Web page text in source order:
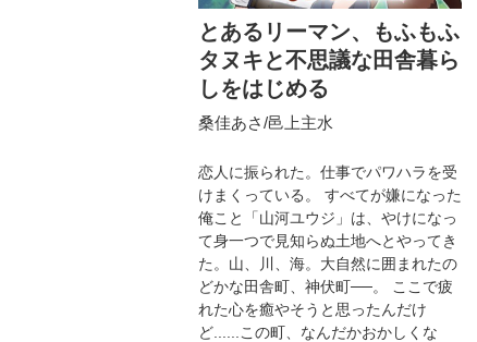
とあるリーマン、もふもふ
タヌキと不思議な田舎暮ら
しをはじめる
桑佳あさ/邑上主水
恋人に振られた。仕事でパワハラを受
けまくっている。 すべてが嫌になった
俺こと「山河ユウジ」は、やけになっ
て身一つで見知らぬ土地へとやってき
た。山、川、海。大自然に囲まれたの
どかな田舎町、神伏町──。 ここで疲
れた心を癒やそうと思ったんだけ
ど......この町、なんだかおかしくな